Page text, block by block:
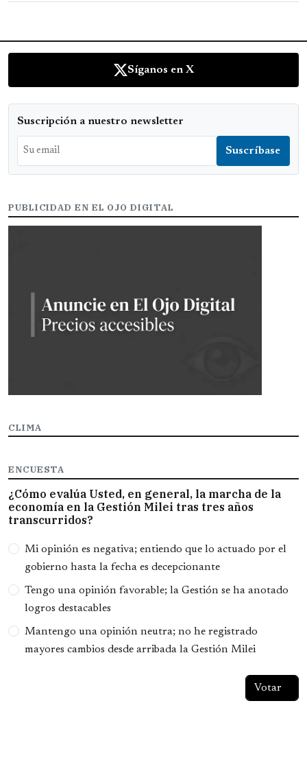
Síganos en X
Suscripción a nuestro newsletter
PUBLICIDAD EN EL OJO DIGITAL
CLIMA
ENCUESTA
¿Cómo evalúa Usted, en general, la marcha de la
economía en la Gestión Milei tras tres años
transcurridos?
Opciones
Mi opinión es negativa; entiendo que lo actuado por el
gobierno hasta la fecha es decepcionante
Tengo una opinión favorable; la Gestión se ha anotado
logros destacables
Mantengo una opinión neutra; no he registrado
mayores cambios desde arribada la Gestión Milei